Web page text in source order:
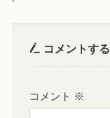
コメントする
コメント ※